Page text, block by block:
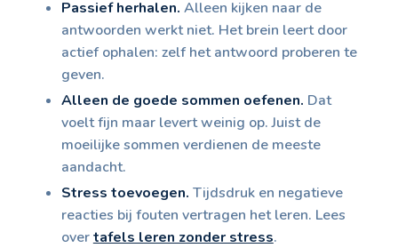
Passief herhalen. Alleen kijken naar de
antwoorden werkt niet. Het brein leert door
actief ophalen: zelf het antwoord proberen te
geven.
Alleen de goede sommen oefenen. Dat
voelt fijn maar levert weinig op. Juist de
moeilijke sommen verdienen de meeste
aandacht.
Stress toevoegen. Tijdsdruk en negatieve
reacties bij fouten vertragen het leren. Lees
overtafels leren zonder stress.